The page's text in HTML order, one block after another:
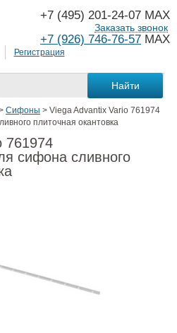
Регистрация
+7 (495) 201-24-07 MAX
+7 (926) 746-76-57 MAX
Заказать звонок
Сифоны > Viega Advantix Vario 761974
плиточная окантовка
761974
сифона сливного